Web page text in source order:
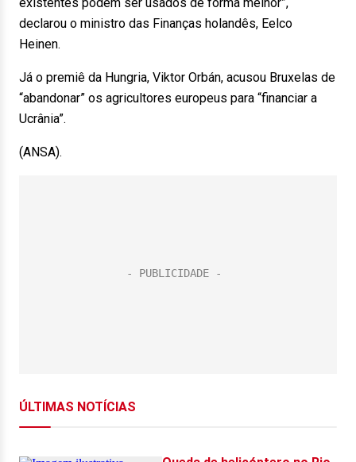
declarou o ministro das Finanças holandês, Eelco
Heinen.
Já o premiê da Hungria, Viktor Orbán, acusou Bruxelas de
“abandonar” os agricultores europeus para “financiar a
Ucrânia”.
(ANSA).